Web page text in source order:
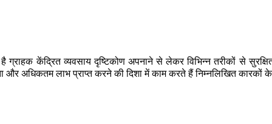
ग्राहक केंद्रित व्यवसाय दृष्टिकोण अपनाने से लेकर विभिन्न तरीकों से
अधिकतम लाभ प्राप्त करने की दिशा में काम करते हैं निम्नलिखित कारकों के